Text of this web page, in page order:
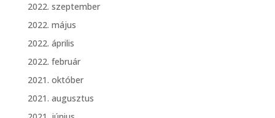
2022. szeptember
2022. május
2022. április
2022. február
2021. október
2021. augusztus